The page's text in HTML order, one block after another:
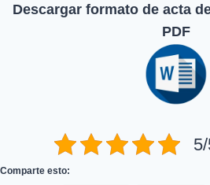
Descargar formato de acta
PDF
Comparte esto: